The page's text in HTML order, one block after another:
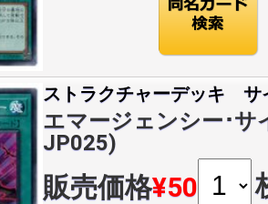
ストラクチャーデッキ サ
エマージェンシー･サ
JP025)
販売価格¥50